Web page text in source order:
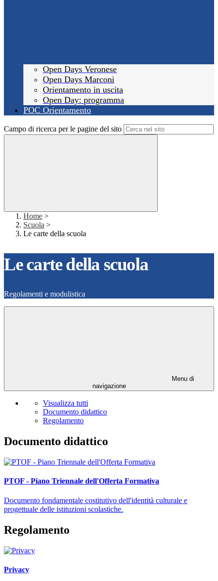
Open Days Veronese
Open Days Marconi
Orientamento in uscita
Open Day: programma
POC Orientamento
Campo di ricerca per le pagine del sito
Home >
Scuola >
Le carte della scuola
Le carte della scuola
Regolamenti e modulistica
Menu di
navigazione
Visualizza tutti
Documento didattico
Regolamento
Documento didattico
PTOF - Piano Triennale dell'Offerta Formativa
Documento fondamentale costitutivo dell'identità culturale e
progettuale delle istituzioni scolastiche.
Regolamento
Privacy